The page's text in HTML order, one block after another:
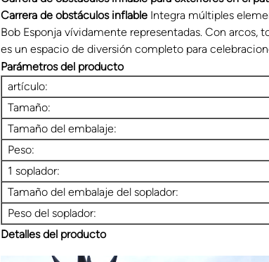
Carrera de obstáculos inflable Integra múltiples
Bob Esponja vívidamente representadas. Con arcos,
es un espacio de diversión completo para
Parámetros del producto
artículo:
Tamaño:
Tamaño del embalaje:
Peso:
1 soplador:
Tamaño del embalaje del soplador:
Peso del soplador:
Detalles del producto